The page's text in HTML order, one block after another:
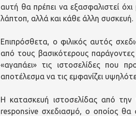
αυτή θα πρέπει να εξασφαλιστεί
λάπτοπ, αλλά και κάθε άλλη συσκευή.
Επιπρόσθετα, ο φιλικός αυτός
από τους βασικότερους
«αγαπάει» τις ιστοσελίδες που
αποτέλεσμα να τις εμφανίζει
Η κατασκευή ιστοσελίδας από
responsive σχεδιασμό, ο οποίος θα